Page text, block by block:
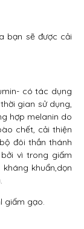
bạn sẽ được cải
có tác dụng
gian sử dụng,
hợp melanin do
chết, cải thiện
đôi thần thánh
vì trong giấm
khuẩn,dọn
giấm gạo.